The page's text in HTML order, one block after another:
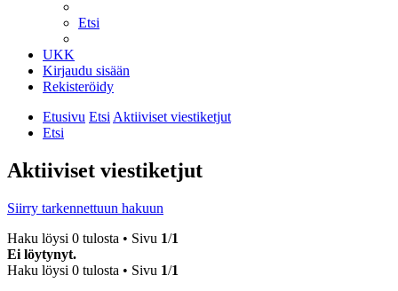
Etsi
UKK
Kirjaudu sisään
Rekisteröidy
Etusivu EtsiAktiiviset viestiketjut
Etsi
Aktiiviset viestiketjut
Siirry tarkennettuun hakuun
Haku löysi 0 tulosta • Sivu 1/1
Ei löytynyt.
Haku löysi 0 tulosta • Sivu 1/1